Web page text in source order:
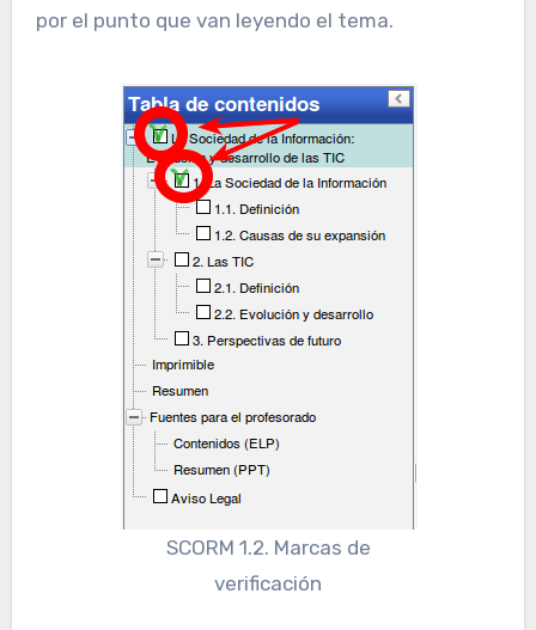
por el punto que van leyendo el tema.
SCORM 1.2. Marcas de
verificación